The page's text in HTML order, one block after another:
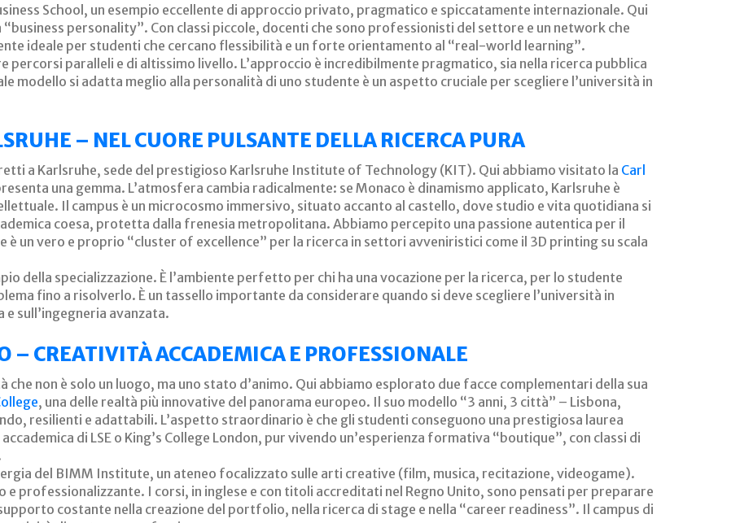
School, un esempio eccellente di approccio privato, pragmatico e spiccatamente internazionale. Qui
personality”. Con classi piccole, docenti che sono professionisti del settore e un network che
ideale per studenti che cercano flessibilità e un forte orientamento al “real-world learning”.
percorsi paralleli e di altissimo livello. L’approccio è incredibilmente pragmatico, sia nella ricerca pubblica
modello si adatta meglio alla personalità di uno studente è un aspetto cruciale per scegliere l’università in
– NEL CUORE PULSANTE DELLA RICERCA PURA
a Karlsruhe, sede del prestigioso Karlsruhe Institute of Technology (KIT). Qui abbiamo visitato la Carl
una gemma. L’atmosfera cambia radicalmente: se Monaco è dinamismo applicato, Karlsruhe è
Il campus è un microcosmo immersivo, situato accanto al castello, dove studio e vita quotidiana si
coesa, protetta dalla frenesia metropolitana. Abbiamo percepito una passione autentica per il
è un vero e proprio “cluster of excellence” per la ricerca in settori avveniristici come il 3D printing su scala
della specializzazione. È l’ambiente perfetto per chi ha una vocazione per la ricerca, per lo studente
fino a risolverlo. È un tassello importante da considerare quando si deve scegliere l’università in
e sull’ingegneria avanzata.
– CREATIVITÀ ACCADEMICA E PROFESSIONALE
che non è solo un luogo, ma uno stato d’animo. Qui abbiamo esplorato due facce complementari della sua
, una delle realtà più innovative del panorama europeo. Il suo modello “3 anni, 3 città” – Lisbona,
resilienti e adattabili. L’aspetto straordinario è che gli studenti conseguono una prestigiosa laurea
di LSE o King’s College London, pur vivendo un’esperienza formativa “boutique”, con classi di
del BIMM Institute, un ateneo focalizzato sulle arti creative (film, musica, recitazione, videogame).
e professionalizzante. I corsi, in inglese e con titoli accreditati nel Regno Unito, sono pensati per preparare
costante nella creazione del portfolio, nella ricerca di stage e nella “career readiness”. Il campus di